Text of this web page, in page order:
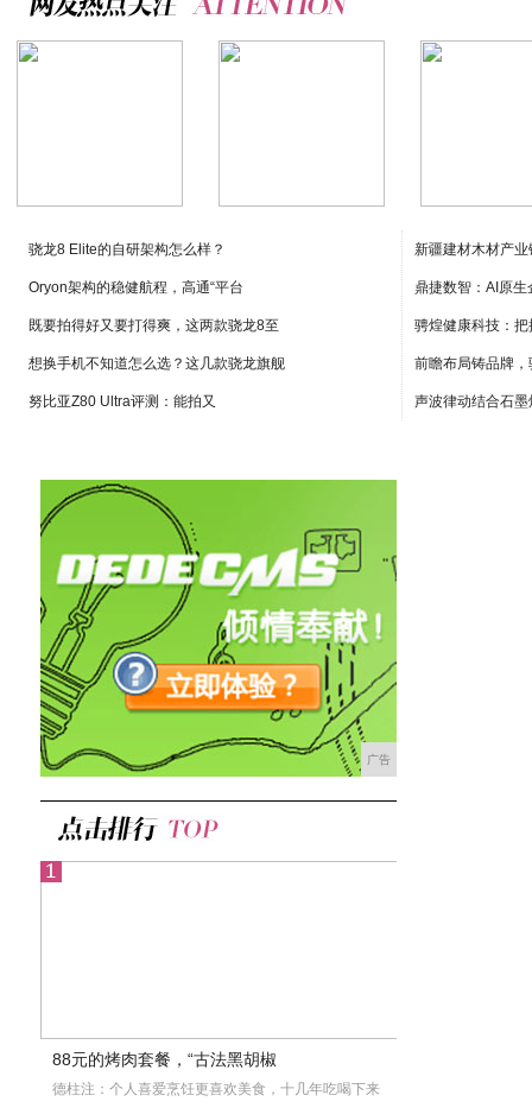
骁龙8 Elite的自研架构怎么样？
Oryon架构的稳健航程，高通“平台
既要拍得好又要打得爽，这两款骁龙8至
想换手机不知道怎么选？这几款骁龙旗舰
努比亚Z80 Ultra评测：能拍又
新疆建材木材产
鼎捷数智：AI原生
骋煌健康科技：
前瞻布局铸品牌
声波律动结合石
广告
88元的烤肉套餐，“古法黑胡椒
德柱注：个人喜爱烹饪更喜欢美食，十几年吃喝下来